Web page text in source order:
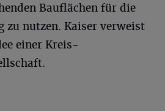
Bauflächen für die
zu nutzen. Kaiser verweist
einer Kreis-